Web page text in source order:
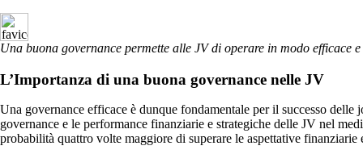
Una buona governance permette alle JV di operare in modo efficace
L’Importanza di una buona governance nelle JV
Una governance efficace è dunque fondamentale per il successo
governance e le performance finanziarie e strategiche delle JV nel
probabilità quattro volte maggiore di superare le aspettative